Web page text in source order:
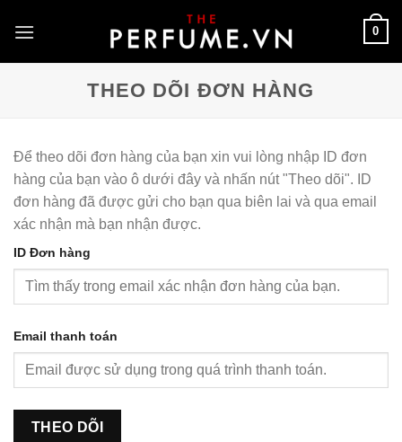
0
THEO DÕI ĐƠN HÀNG
Để theo dõi đơn hàng của bạn xin vui lòng nhập ID đơn
hàng của bạn vào ô dưới đây và nhấn nút "Theo dõi". ID
đơn hàng đã được gửi cho bạn qua biên lai và qua email
xác nhận mà bạn nhận được.
ID Đơn hàng
Email thanh toán
THEO DÕI